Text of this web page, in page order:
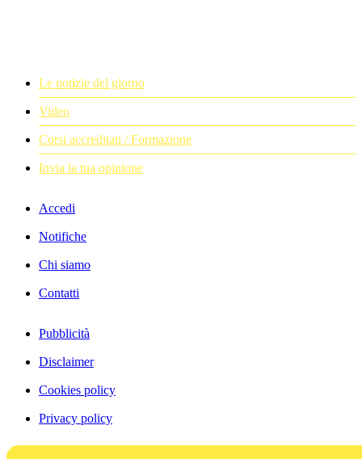
Le notizie del giorno
Video
Corsi accreditati / Formazione
Invia la tua opinione
Accedi
Notifiche
Chi siamo
Contatti
Pubblicità
Disclaimer
Cookies policy
Privacy policy